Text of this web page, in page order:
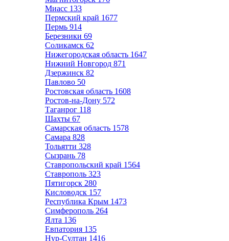
Миасс 133
Пермский край 1677
Пермь 914
Березники 69
Соликамск 62
Нижегородская область 1647
Нижний Новгород 871
Дзержинск 82
Павлово 50
Ростовская область 1608
Ростов-на-Дону 572
Таганрог 118
Шахты 67
Самарская область 1578
Самара 828
Тольятти 328
Сызрань 78
Ставропольский край 1564
Ставрополь 323
Пятигорск 280
Кисловодск 157
Республика Крым 1473
Симферополь 264
Ялта 136
Евпатория 135
Нур-Султан 1416